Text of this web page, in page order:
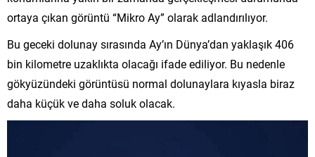
ortaya çıkan görüntü “Mikro Ay” olarak adlandırılıyor.
Bu geceki dolunay sırasında Ay’ın Dünya’dan yaklaşık 406
bin kilometre uzaklıkta olacağı ifade ediliyor. Bu nedenle
gökyüzündeki görüntüsü normal dolunaylara kıyasla biraz
daha küçük ve daha soluk olacak.